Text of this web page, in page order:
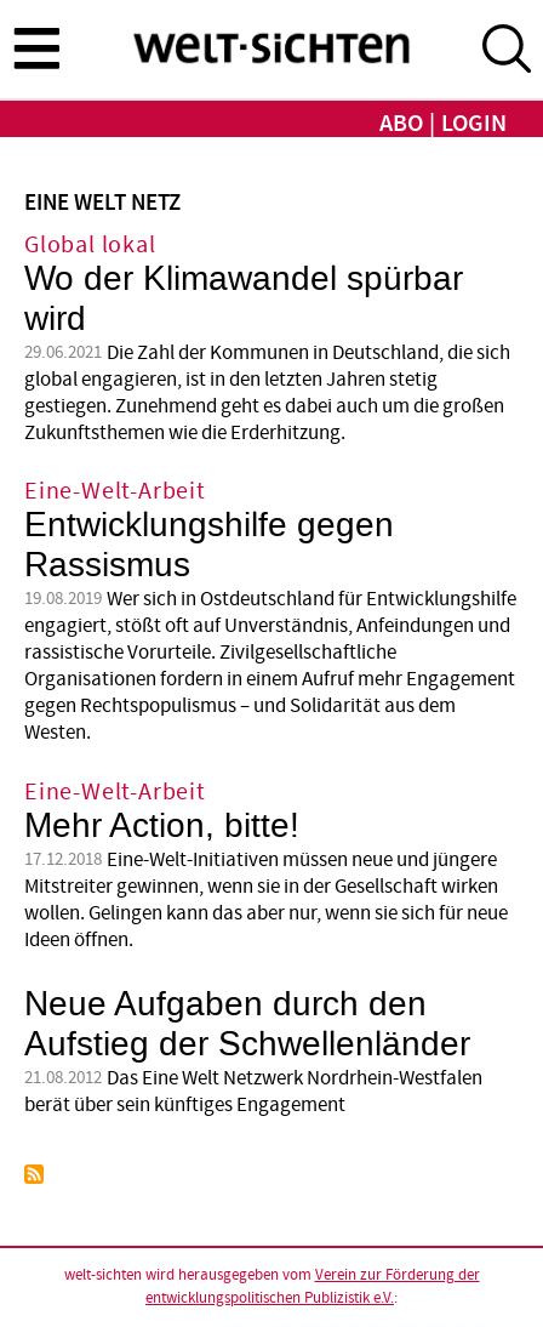
zum
Inhalt
ABO LOGIN
EINE WELT NETZ
Global lokal
Wo der Klimawandel spürbar
wird
29.06.2021 Die Zahl der Kommunen in Deutschland, die sich
global engagieren, ist in den letzten Jahren stetig
gestiegen. Zunehmend geht es dabei auch um die großen
Zukunftsthemen wie die Erderhitzung.
Eine-Welt-Arbeit
Entwicklungshilfe gegen
Rassismus
19.08.2019 Wer sich in Ostdeutschland für Entwicklungshilfe
engagiert, stößt oft auf Unverständnis, Anfeindungen und
rassistische Vorurteile. Zivilgesellschaftliche
Organisationen fordern in einem Aufruf mehr Engagement
gegen Rechtspopulismus – und Solidarität aus dem
Westen.
Eine-Welt-Arbeit
Mehr Action, bitte!
17.12.2018 Eine-Welt-Initiativen müssen neue und jüngere
Mitstreiter gewinnen, wenn sie in der Gesellschaft wirken
wollen. Gelingen kann das aber nur, wenn sie sich für neue
Ideen öffnen.
Neue Aufgaben durch den
Aufstieg der Schwellenländer
21.08.2012 Das Eine Welt Netzwerk Nordrhein-Westfalen
berät über sein künftiges Engagement
welt-sichten wird herausgegeben vom Verein zur Förderung der
entwicklungspolitischen Publizistik e.V.: